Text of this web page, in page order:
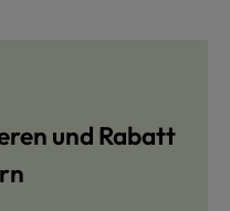
und Rabatt